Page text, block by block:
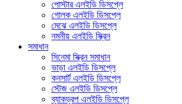
পোস্টার এলইডি ডিসপ্লে
গোলক এলইডি ডিসপ্লে
মেঝে এলইডি ডিসপ্লে
নমনীয় এলইডি স্ক্রিন
সমাধান
সিনেমা স্ক্রিন সমাধান
ভাড়া এলইডি ডিসপ্লে
কনসার্ট এলইডি ডিসপ্লে
স্টেজ এলইডি ডিসপ্লে
ব্যাকড্রপ এলইডি ডিসপ্লে